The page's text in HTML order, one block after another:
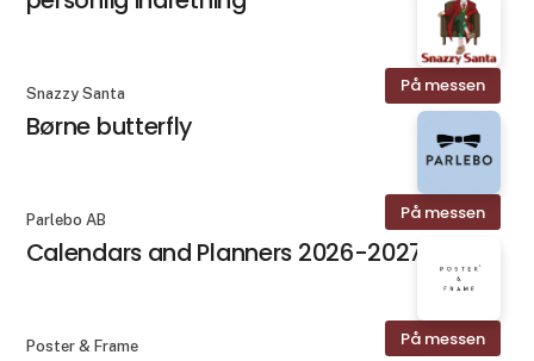
På messen
Snazzy Santa
Børne butterfly
På messen
Parlebo AB
Calendars and Planners 2026-2027
På messen
Poster & Frame